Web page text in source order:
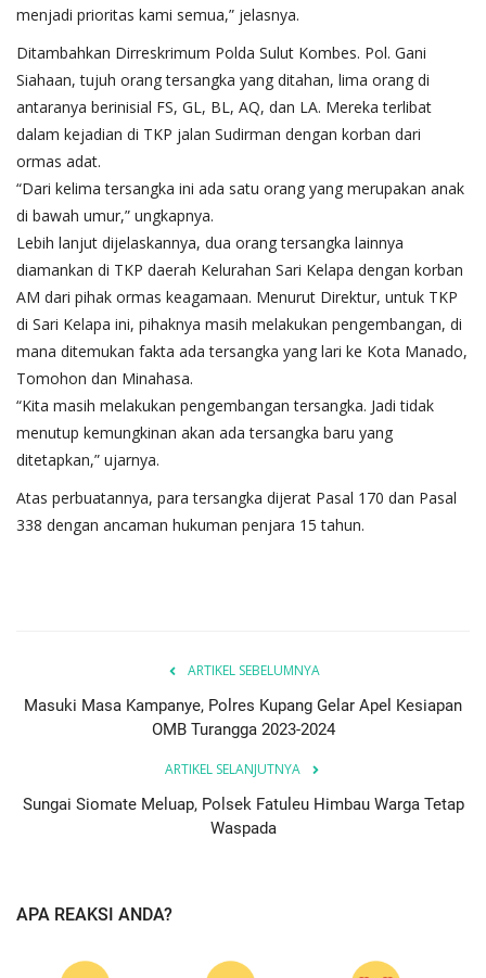
menjadi prioritas kami semua,” jelasnya.
Ditambahkan Dirreskrimum Polda Sulut Kombes. Pol. Gani
Siahaan, tujuh orang tersangka yang ditahan, lima orang di
antaranya berinisial FS, GL, BL, AQ, dan LA. Mereka terlibat
dalam kejadian di TKP jalan Sudirman dengan korban dari
ormas adat.
“Dari kelima tersangka ini ada satu orang yang merupakan anak
di bawah umur,” ungkapnya.
Lebih lanjut dijelaskannya, dua orang tersangka lainnya
diamankan di TKP daerah Kelurahan Sari Kelapa dengan korban
AM dari pihak ormas keagamaan. Menurut Direktur, untuk TKP
di Sari Kelapa ini, pihaknya masih melakukan pengembangan, di
mana ditemukan fakta ada tersangka yang lari ke Kota Manado,
Tomohon dan Minahasa.
“Kita masih melakukan pengembangan tersangka. Jadi tidak
menutup kemungkinan akan ada tersangka baru yang
ditetapkan,” ujarnya.
Atas perbuatannya, para tersangka dijerat Pasal 170 dan Pasal
338 dengan ancaman hukuman penjara 15 tahun.
ARTIKEL SEBELUMNYA
Masuki Masa Kampanye, Polres Kupang Gelar Apel Kesiapan
OMB Turangga 2023-2024
ARTIKEL SELANJUTNYA
Sungai Siomate Meluap, Polsek Fatuleu Himbau Warga Tetap
Waspada
APA REAKSI ANDA?